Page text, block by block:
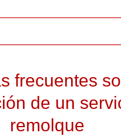
frecuentes
de un
remolque